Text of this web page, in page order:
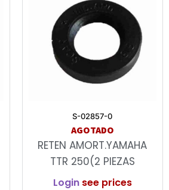
S-02857-0
AGOTADO
RETEN AMORT.YAMAHA
TTR 250(2 PIEZAS
Loginsee prices